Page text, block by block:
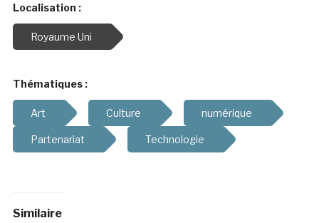
Localisation :
Royaume Uni
Thématiques :
Art Culture numérique
Partenariat Technologie
Similaire